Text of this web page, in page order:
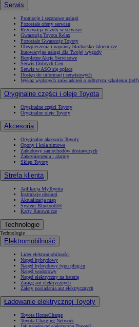
Serwis
Promocje i sezonowe usługi
Pozostałe oferty serwisu
Rezerwacja wizyty w serwisie
Gwarancja Toyota Relax
Pozostałe Gwarancje Toyoty
Ubezpieczenia i naprawy blacharsko-lakiernicze
Innowacyjne usługi dla Twojej wygody
Bezpłatne Akcje Serwisowe
Serwis Dobrych Cen
Serwis w ASO się opłaca
Dostęp do informacji serwisowych
Wykaz wydanych zaświadczeń o odbytym szkoleniu (pdf)
Oryginalne części i oleje Toyota
Oryginalne części Toyoty
Oryginalne oleje Toyoty
Akcesoria
Oryginalne akcesoria Toyoty
Opony i koła zimowe
Zabudowy samochodów dostawczych
Zabezpieczenia i alarmy
Sklep Toyoty
Strefa klienta
Aplikacja MyToyota
Instrukcje obsługi
Aktualizacja map
System Bluetooth®
Karty Ratownicze
Technologie
Technologie
Elektromobilność
Lider elektromobilności
Napęd hybrydowy
Napęd hybrydowy typu plug-in
Napęd wodorowy
Napęd elektryczny na baterię
Zasięg aut elektrycznych
Zalety posiadania aut elektrycznych
Ładowanie elektrycznej Toyoty
Toyota HomeCharge
Toyota Charging Network